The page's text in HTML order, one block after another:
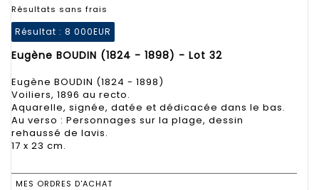
Résultats sans frais
Résultat : 8 000EUR
Eugène BOUDIN (1824 - 1898) - Lot 32
Eugène BOUDIN (1824 - 1898)
Voiliers, 1896 au recto.
Aquarelle, signée, datée et dédicacée dans le bas.
Au verso : Personnages sur la plage, dessin
rehaussé de lavis.
17 x 23 cm.
MES ORDRES D'ACHAT